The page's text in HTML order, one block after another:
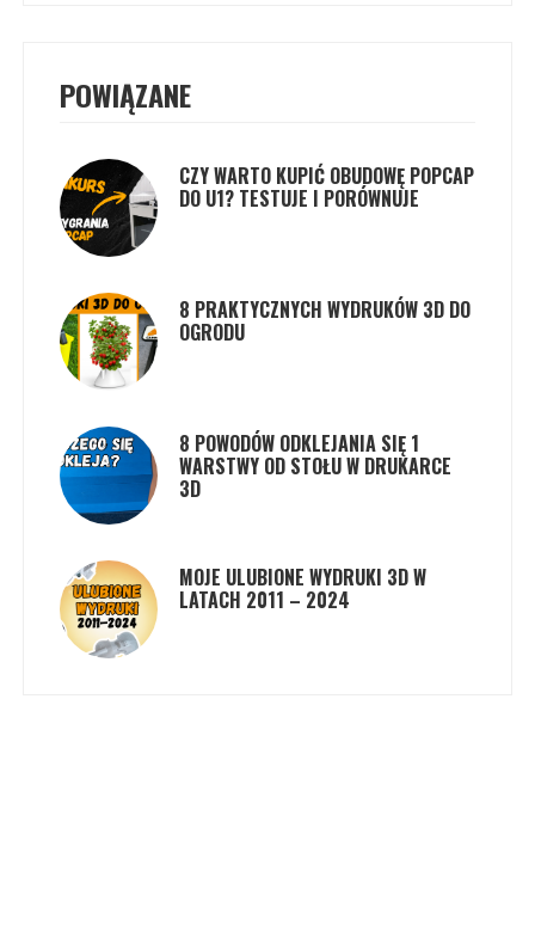
POWIĄZANE
CZY WARTO KUPIĆ OBUDOWĘ POPCAP
DO U1? TESTUJE I PORÓWNUJE
8 PRAKTYCZNYCH WYDRUKÓW 3D DO
OGRODU
8 POWODÓW ODKLEJANIA SIĘ 1
WARSTWY OD STOŁU W DRUKARCE
3D
MOJE ULUBIONE WYDRUKI 3D W
LATACH 2011 – 2024